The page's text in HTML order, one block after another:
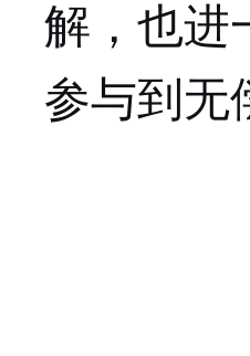
解，也进
参与到无